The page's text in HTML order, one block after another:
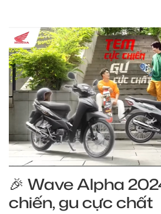
🎉 Wave Alpha
chiến, gu cực chất